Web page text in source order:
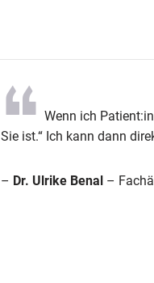
Wenn ich
Sie ist.“ Ich kann dann
– Dr. Ulrike Benal –